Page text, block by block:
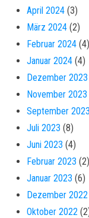
April 2024 (3)
März 2024 (2)
Februar 2024 (4)
Januar 2024 (4)
Dezember 2023
November 2023
September 2023
Juli 2023 (8)
Juni 2023 (4)
Februar 2023 (2)
Januar 2023 (6)
Dezember 2022
Oktober 2022